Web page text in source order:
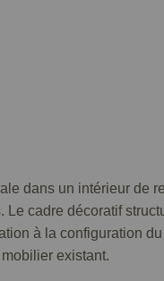
dans un intérieur de
cadre décoratif
à la configuration
existant.